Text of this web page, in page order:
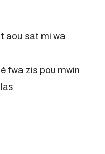
aou sat mi wa
fwa zis pou mwin